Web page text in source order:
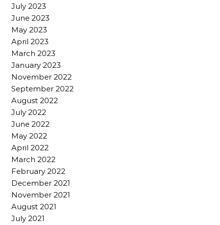
July 2023
June 2023
May 2023
April 2023
March 2023
January 2023
November 2022
September 2022
August 2022
July 2022
June 2022
May 2022
April 2022
March 2022
February 2022
December 2021
November 2021
August 2021
July 2021